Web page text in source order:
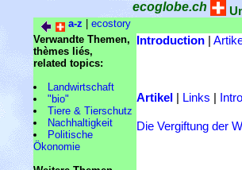
ecoglobe.ch
a-z | ecostory
Verwandte Themen,
thèmes liés,
related topics:
Landwirtschaft
"bio"
Tiere & Tierschutz
Nachhaltigkeit
Politische
Ökonomie
Introduction |
Artikel | Links |
Die Vergiftung der